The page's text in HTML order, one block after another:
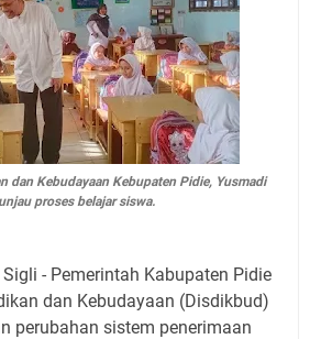
dan Kebudayaan Kebupaten Pidie, Yusmadi
proses belajar siswa.
Sigli - Pemerintah Kabupaten Pidie
dan Kebudayaan (Disdikbud)
perubahan sistem penerimaan